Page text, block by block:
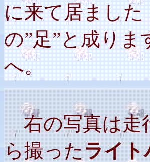
に来て居まし
の”足”と成り
へ。
右の写真は走
ら撮ったライト